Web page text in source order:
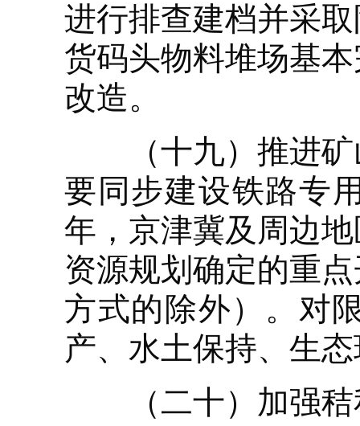
进行排查建档并采
货码头物料堆场基
改造。
（十九）推进矿
要同步建设铁路专
年，京津冀及周边
资源规划确定的重
方式的除外）。对
产、水土保持、生
（二十）加强秸